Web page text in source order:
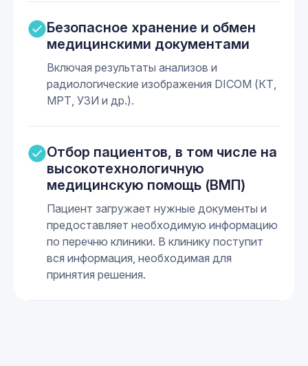
Безопасное хранение и обмен
медицинскими документами
Включая результаты анализов и
радиологические изображения DICOM (КТ,
МРТ, УЗИ и др.).
Отбор пациентов, в том числе на
высокотехнологичную
медицинскую помощь (ВМП)
Пациент загружает нужные документы и
предоставляет необходимую информацию
по перечню клиники. В клинику поступит
вся информация, необходимая для
принятия решения.